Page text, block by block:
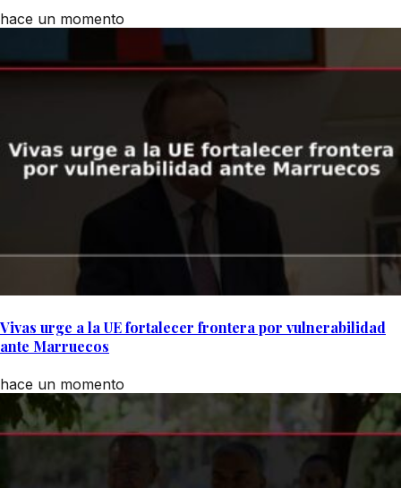
hace un momento
Vivas urge a la UE fortalecer frontera por vulnerabilidad
ante Marruecos
hace un momento